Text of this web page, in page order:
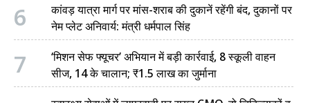
6
कांवड़ यात्रा मार्ग पर मांस-शराब की दुकानें रहेंगी बंद, दुकानों पर
नेम प्लेट अनिवार्य: मंत्री धर्मपाल सिंह
7
‘मिशन सेफ फ्यूचर’ अभियान में बड़ी कार्रवाई, 8 स्कूली वाहन
सीज, 14 के चालान; ₹1.5 लाख का जुर्माना